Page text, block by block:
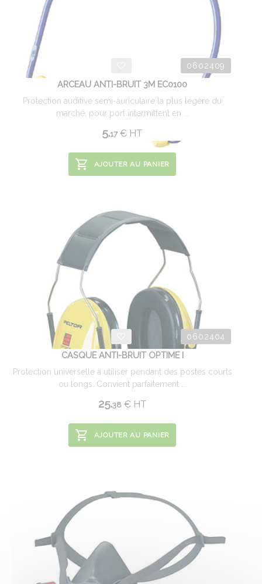
0602409
ARCEAU ANTI-BRUIT 3M EC0100
Protection auditive semi-auriculaire la plus légère du
marché, pour port intermittent en ...
5.17 € HT
AJOUTER AU PANIER
0602404
CASQUE ANTI-BRUIT OPTIME I
Protection universelle à utiliser pendant des postes courts
ou longs. Convient parfaitement ...
25.38 €HT
AJOUTER AU PANIER